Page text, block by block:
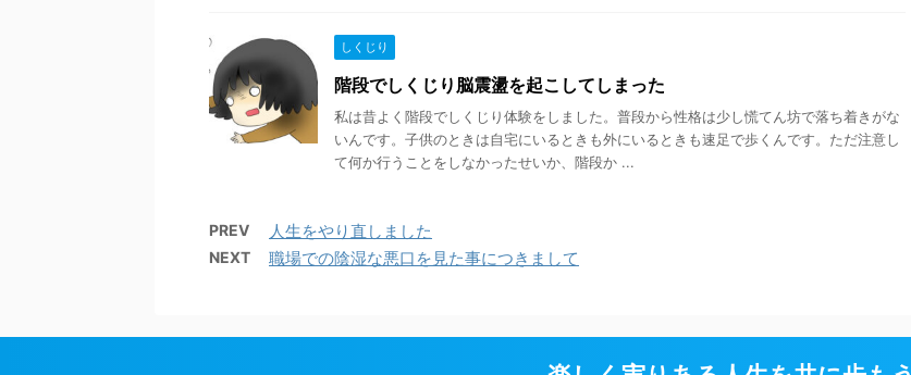
しくじり
階段でしくじり脳震盪を起こしてしまった
私は昔よく階段でしくじり体験をしました。普段から性格は少し慌てん坊で落ち着きがな
いんです。子供のときは自宅にいるときも外にいるときも速足で歩くんです。ただ注意し
て何か行うことをしなかったせいか、階段か ...
PREV 人生をやり直しました
NEXT 職場での陰湿な悪口を見た事につきまして